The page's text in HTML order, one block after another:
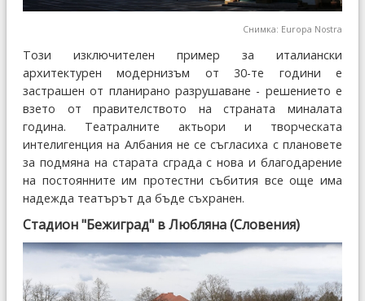
Снимка: Europa Nostra
Този изключителен пример за италиански
архитектурен модернизъм от 30-те години е
застрашен от планирано разрушаване - решението е
взето от правителството на страната миналата
година. Театралните актьори и творческата
интелигенция на Албания не се съгласиха с плановете
за подмяна на старата сграда с нова и благодарение
на постоянните им протестни събития все още има
надежда театърът да бъде съхранен.
Стадион "Бежиград" в Любляна (Словения)